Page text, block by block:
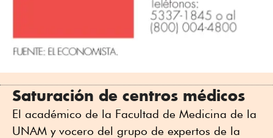
Saturación de centros médicos
El académico de la Facultad de Medicina de la
UNAM y vocero del grupo de expertos de la